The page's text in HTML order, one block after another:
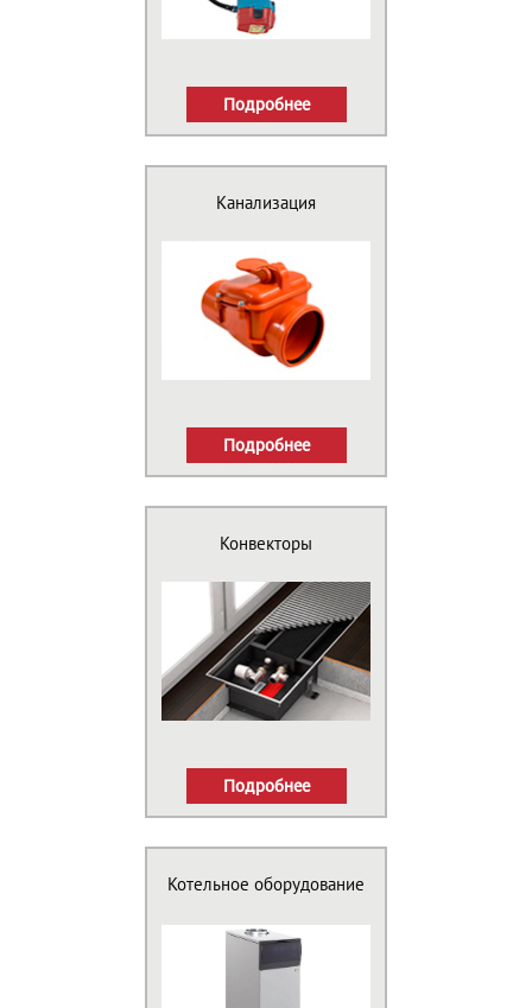
Подробнее
Канализация
Подробнее
Конвекторы
Подробнее
Котельное оборудование